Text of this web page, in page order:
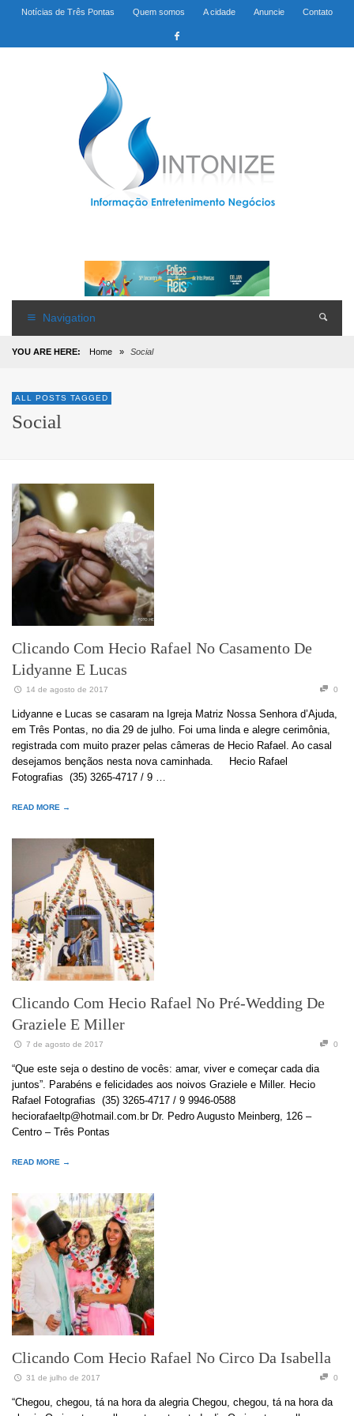
Notícias de Três Pontas Quem somos A cidade Anuncie Contato
Navigation
YOU ARE HERE: Home » Social
ALL POSTS TAGGED
Social
Clicando Com Hecio Rafael No Casamento De
Lidyanne E Lucas
14 de agosto de 2017 0
Lidyanne e Lucas se casaram na Igreja Matriz Nossa Senhora d’Ajuda,
em Três Pontas, no dia 29 de julho. Foi uma linda e alegre cerimônia,
registrada com muito prazer pelas câmeras de Hecio Rafael. Ao casal
desejamos bençãos nesta nova caminhada. Hecio Rafael
Fotografias (35) 3265-4717 / 9 …
READ MORE →
Clicando Com Hecio Rafael No Pré-Wedding De
Graziele E Miller
7 de agosto de 2017 0
“Que este seja o destino de vocês: amar, viver e começar cada dia
juntos”. Parabéns e felicidades aos noivos Graziele e Miller. Hecio
Rafael Fotografias (35) 3265-4717 / 9 9946-0588
heciorafaeltp@hotmail.com.br Dr. Pedro Augusto Meinberg, 126 –
Centro – Três Pontas
READ MORE →
Clicando Com Hecio Rafael No Circo Da Isabella
31 de julho de 2017 0
“Chegou, chegou, tá na hora da alegria Chegou, chegou, tá na hora da